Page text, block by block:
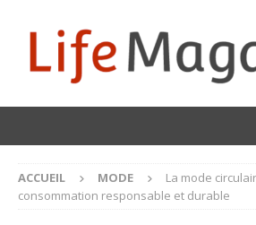
ACCUEIL MODE
La mode
consommation responsable et durable